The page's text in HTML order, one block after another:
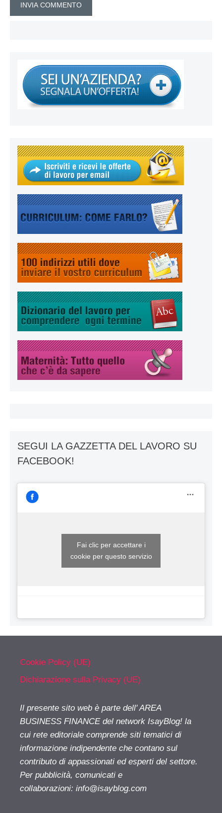
SEGUI LA GAZZETTA DEL LAVORO SU
FACEBOOK!
Fai clic per accettare i
cookie per questo servizio
Cookie Policy (UE)
Dichiarazione sulla Privacy (UE)
Il presente sito web è parte dell' AREA
BUSINESS FINANCE del network IsayBlog! la
cui rete editoriale comprende siti tematici di
informazione indipendente che contano sul
contributo di appassionati ed esperti del settore.
Per pubblicità, comunicati e
collaborazioni: info@isayblog.com